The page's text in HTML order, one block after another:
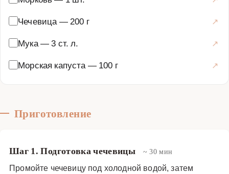
блюдами.
Основные блюда ·Овощные блюда
Чечевица — 200 г
Мука—3 ст. л.
Морская капуста — 100 г
Приготовление
Шаг 1. Подготовка чечевицы ~ 30 мин
Промойте чечевицу под холодной водой, затем